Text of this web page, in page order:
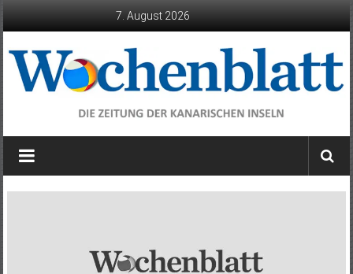
7. August 2026
Wochenblatt
die